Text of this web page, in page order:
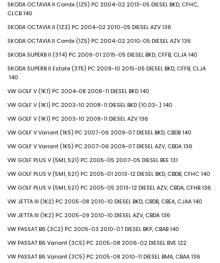
SKODA OCTAVIA II Combi (1Z5) PC 2004-02 2013-05 DIESELBKD, CFHC,
CLCB140
SKODA OCTAVIA II (1Z3) PC 2004-02 2010-05 DIESELAZV136
SKODA OCTAVIA II Combi (1Z5) PC 2004-02 2010-05 DIESELAZV136
SKODA SUPERB II (3T4) PC 2009-01 2015-05 DIESELBKD, CFFB, CLJA140
SKODA SUPERB II Estate (3T5) PC 2009-10 2015-05 DIESELBKD, CFFB, CLJA
140
VW GOLF V (1K1) PC 2004-08 2008-11 DIESELBKD140
VW GOLF V (1K1) PC 2003-10 2008-11 DIESELBKD (10.03-.) 140
VW GOLF V (1K1) PC 2003-10 2008-11 DIESELAZV136
VW GOLF V Variant (1K5) PC 2007-06 2009-07DIESELBKD, CBDB140
VW GOLF V Variant (1K5) PC 2007-06 2009-07DIESELAZV, CBDA136
VW GOLF PLUS V (5M1, 521) PC 2005-05 2007-05 DIESELBEE 131
VW GOLF PLUS V (5M1, 521) PC 2005-01 2013-12DIESELBKD, CBDB, CFHC 140
VW GOLF PLUS V (5M1, 521) PC 2005-05 2013-12DIESELAZV, CBDA, CFHB136
VW JETTA III (1K2) PC 2005-08 2010-10 DIESELBKD, CBDB, CBEA, CJAA140
VW JETTA III (1K2) PC 2005-09 2010-10 DIESELAZV, CBDA136
VWPASSAT B6 (3C2) PC 2005-03 2010-07DIESELBKP, CBAB140
VWPASSAT B6 Variant (3C5) PC 2005-08 2006-02DIESELBVE 122
VWPASSAT B6 Variant (3C5) PC 2005-08 2010-11 DIESELBMA, CBAA136